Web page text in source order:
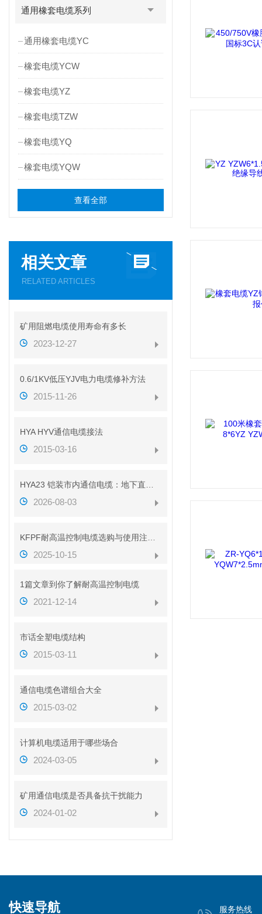
通用橡套电缆系列
通用橡套电缆YC
橡套电缆YCW
橡套电缆YZ
橡套电缆TZW
橡套电缆YQ
橡套电缆YQW
查看全部
相关文章
RELATED ARTICLES
矿用阻燃电缆使用寿命有多长
2023-12-27
0.6/1KV低压YJV电力电缆修补方法
2015-11-26
HYA HYV通信电缆接法
2015-03-16
2026-08-03
2025-10-15
1篇文章到你了解耐高温控制电缆
2021-12-14
市话全塑电缆结构
2015-03-11
通信电缆色谱组合大全
2015-03-02
计算机电缆适用于哪些场合
2024-03-05
矿用通信电缆是否具备抗干扰能力
2024-01-02
快速导航 服务热线